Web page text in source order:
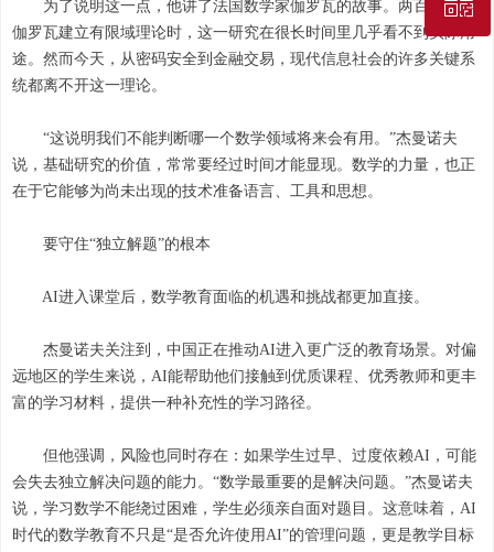
为了说明这一点，他讲了法国数学家伽罗瓦的故事。两百年前，
伽罗瓦建立有限域理论时，这一研究在很长时间里几乎看不到实际用
途。然而今天，从密码安全到金融交易，现代信息社会的许多关键系
统都离不开这一理论。
“这说明我们不能判断哪一个数学领域将来会有用。”杰曼诺夫
说，基础研究的价值，常常要经过时间才能显现。数学的力量，也正
在于它能够为尚未出现的技术准备语言、工具和思想。
要守住“独立解题”的根本
AI进入课堂后，数学教育面临的机遇和挑战都更加直接。
杰曼诺夫关注到，中国正在推动AI进入更广泛的教育场景。对偏
远地区的学生来说，AI能帮助他们接触到优质课程、优秀教师和更丰
富的学习材料，提供一种补充性的学习路径。
但他强调，风险也同时存在：如果学生过早、过度依赖AI，可能
会失去独立解决问题的能力。“数学最重要的是解决问题。”杰曼诺夫
说，学习数学不能绕过困难，学生必须亲自面对题目。这意味着，AI
时代的数学教育不只是“是否允许使用AI”的管理问题，更是教学目标
微信二维码